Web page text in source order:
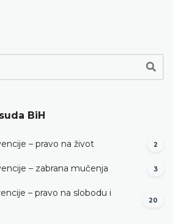
BiH
– pravo na život 2
– zabrana mučenja 3
– pravo na slobodu i
20